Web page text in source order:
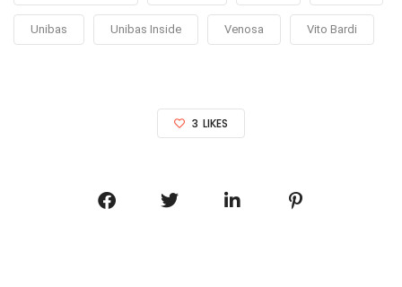
Unibas Unibas Inside Venosa Vito Bardi
3 LIKES